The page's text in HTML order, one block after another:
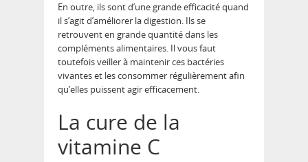
En outre, ils sont d’une grande efficacité quand
il s’agit d’améliorer la digestion. Ils se
retrouvent en grande quantité dans les
compléments alimentaires. Il vous faut
toutefois veiller à maintenir ces bactéries
vivantes et les consommer régulièrement afin
qu’elles puissent agir efficacement.
La cure de la
vitamine C